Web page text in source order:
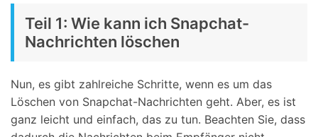
Teil 1: Wie kann ich Snapchat-
Nachrichten löschen
Nun, es gibt zahlreiche Schritte, wenn es um das
Löschen von Snapchat-Nachrichten geht. Aber, es ist
ganz leicht und einfach, das zu tun. Beachten Sie, dass